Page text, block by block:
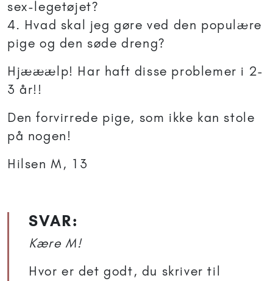
sex-legetøjet?
4. Hvad skal jeg gøre ved den populære
pige og den søde dreng?
Hjææælp! Har haft disse problemer i 2-
3 år!!
Den forvirrede pige, som ikke kan stole
på nogen!
Hilsen M, 13
SVAR:
Kære M!
Hvor er det godt, du skriver til